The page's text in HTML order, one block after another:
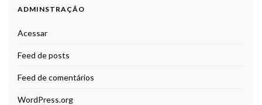
ADMINSTRAÇÃO
Acessar
Feed de posts
Feed de comentários
WordPress.org